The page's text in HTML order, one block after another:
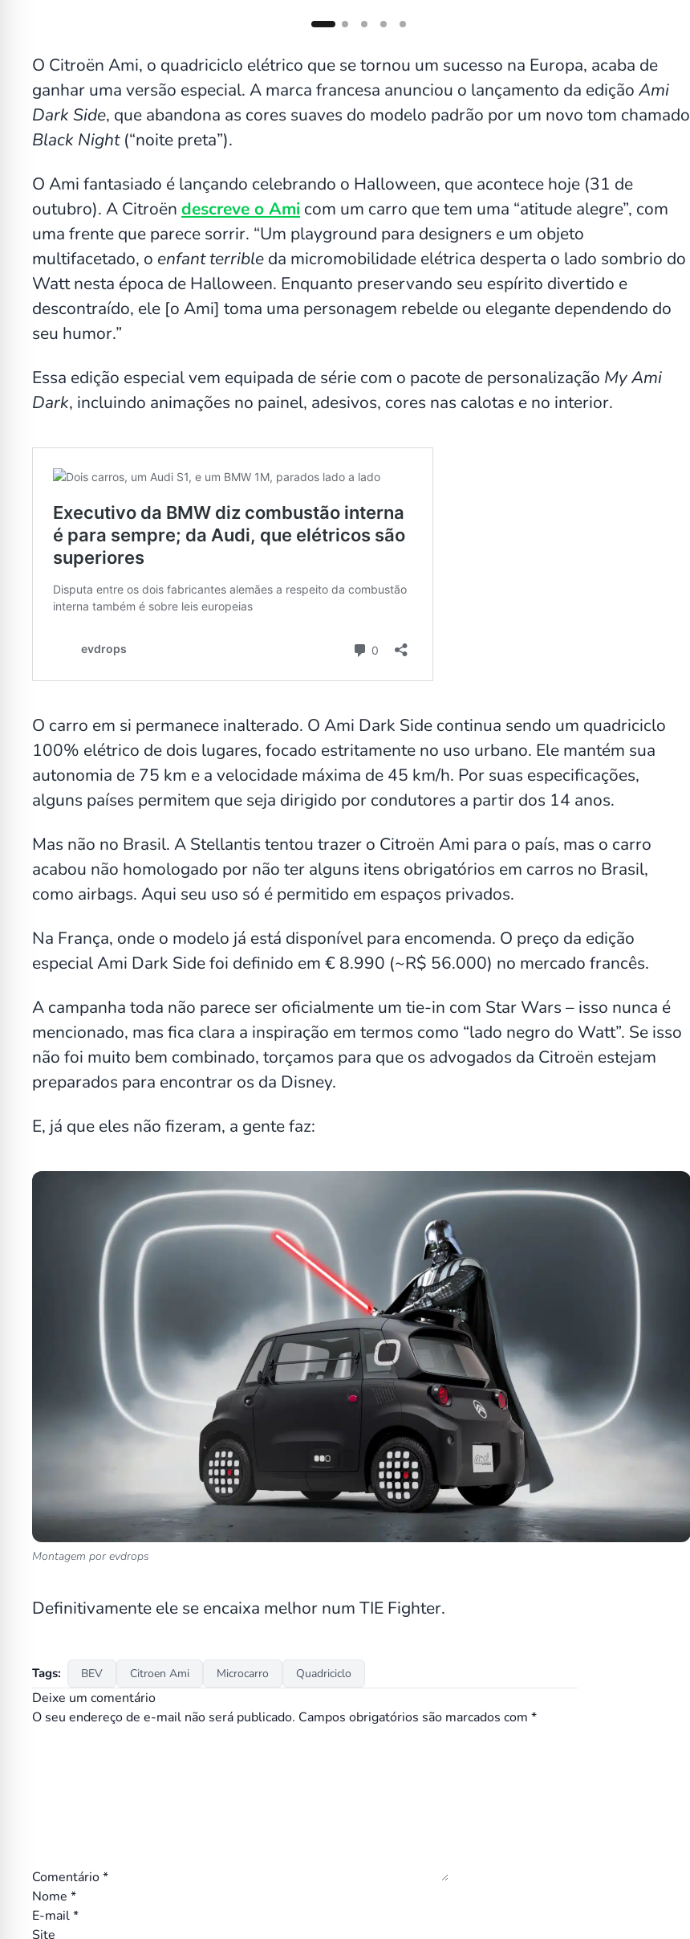
O Citroën Ami, o quadriciclo elétrico que se tornou um sucesso na Europa, acaba de
ganhar uma versão especial. A marca francesa anunciou o lançamento da edição Ami
Dark Side, que abandona as cores suaves do modelo padrão por um novo tom chamado
Black Night(“noite preta”).
O Ami fantasiado é lançando celebrando o Halloween, que acontece hoje (31 de
outubro). A Citroën descreve o Ami com um carro que tem uma “atitude alegre”, com
uma frente que parece sorrir. “Um playground para designers e um objeto
multifacetado, o enfant terrible da micromobilidade elétrica desperta o lado sombrio do
Watt nesta época de Halloween. Enquanto preservando seu espírito divertido e
descontraído, ele [o Ami] toma uma personagem rebelde ou elegante dependendo do
seu humor.”
Essa edição especial vem equipada de série com o pacote de personalização My Ami
Dark, incluindo animações no painel, adesivos, cores nas calotas e no interior.
O carro em si permanece inalterado. O Ami Dark Side continua sendo um quadriciclo
100% elétrico de dois lugares, focado estritamente no uso urbano. Ele mantém sua
autonomia de 75 km e a velocidade máxima de 45 km/h. Por suas especificações,
alguns países permitem que seja dirigido por condutores a partir dos 14 anos.
Mas não no Brasil. A Stellantis tentou trazer o Citroën Ami para o país, mas o carro
acabou não homologado por não ter alguns itens obrigatórios em carros no Brasil,
como airbags. Aqui seu uso só é permitido em espaços privados.
Na França, onde o modelo já está disponível para encomenda. O preço da edição
especial Ami Dark Side foi definido em € 8.990 (~R$ 56.000) no mercado francês.
A campanha toda não parece ser oficialmente um tie-in com Star Wars – isso nunca é
mencionado, mas fica clara a inspiração em termos como “lado negro do Watt”. Se isso
não foi muito bem combinado, torçamos para que os advogados da Citroën estejam
preparados para encontrar os da Disney.
E, já que eles não fizeram, a gente faz:
Montagem por evdrops
Definitivamente ele se encaixa melhor num TIE Fighter.
Tags: BEV Citroen Ami Microcarro Quadriciclo
Deixe um comentário
O seu endereço de e-mail não será publicado. Campos obrigatórios são marcados com *
Comentário*
Nome *
E-mail*
Site